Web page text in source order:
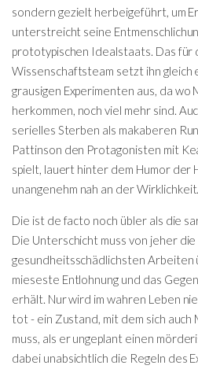
sondern gezielt herbeigeführt, um
unterstreicht seine
prototypischen Idealstaats. Das für
Wissenschaftsteam setzt ihn gleich
grausigen Experimenten aus, da wo
herkommen, noch viel mehr sind.
serielles Sterben als makaberen
Pattinson den Protagonisten mit
spielt, lauert hinter dem Humor der
unangenehm nah an der Wirklichkeit.
Die ist de facto noch übler als die
Die Unterschicht muss von jeher
gesundheitsschädlichsten Arbeiten
mieseste Entlohnung und das
erhält. Nur wird im wahren Leben
tot - ein Zustand, mit dem sich
muss, als er ungeplant einen
dabei unabsichtlich die Regeln des